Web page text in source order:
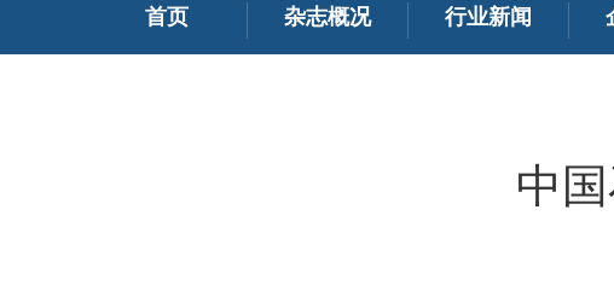
首页 杂志概况 行业新闻
中